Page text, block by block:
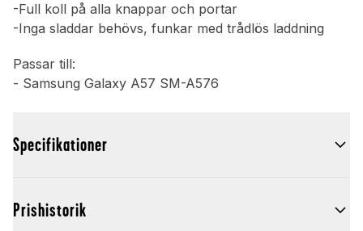
-Full koll på alla knappar och portar
-Inga sladdar behövs, funkar med trådlös laddning
Passar till:
- Samsung Galaxy A57 SM-A576
Specifikationer
Prishistorik